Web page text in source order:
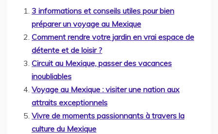
3 informations et conseils utiles pour bien
préparer un voyage au Mexique
Comment rendre votre jardin en vrai espace de
détente et de loisir ?
Circuit au Mexique, passer des vacances
inoubliables
Voyage au Mexique : visiter une nation aux
attraits exceptionnels
Vivre de moments passionnants à travers la
culture du Mexique